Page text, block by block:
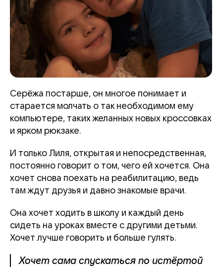
Серёжа постарше, он многое понимает и
старается молчать о так необходимом ему
компьютере, таких желанных новых кроссовках
и ярком рюкзаке.
И только Лиля, открытая и непосредственная,
постоянно говорит о том, чего ей хочется. Она
хочет снова поехать на реабилитацию, ведь
там ждут друзья и давно знакомые врачи.
Она хочет ходить в школу и каждый день
сидеть на уроках вместе с другими детьми.
Хочет лучше говорить и больше гулять.
Хочет сама спускаться по истёртой